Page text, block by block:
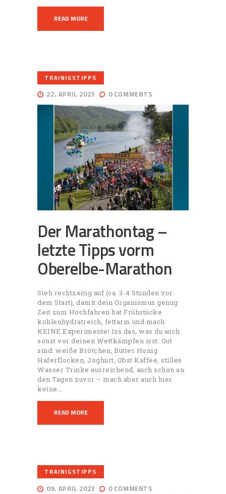
READ MORE
TRAINIGSTIPPS
22. APRIL 2023 0 COMMENTS
Der Marathontag –
letzte Tipps vorm
Oberelbe-Marathon
Steh rechtzeitig auf (ca. 3-4 Stunden vor
dem Start), damit dein Organismus genug
Zeit zum Hochfahren hat Frühstücke
kohlenhydratreich, fettarm und mach
KEINE Experimente! Iss das, was du auch
sonst vor deinen Wettkämpfen isst. Gut
sind: weiße Brötchen, Butter Honig
Haferflocken, Joghurt, Obst Kaffee, stilles
Wasser Trinke ausreichend, auch schon an
den Tagen zuvor – mach aber auch hier
keine…
READ MORE
TRAINIGSTIPPS
09. APRIL 2023 0 COMMENTS